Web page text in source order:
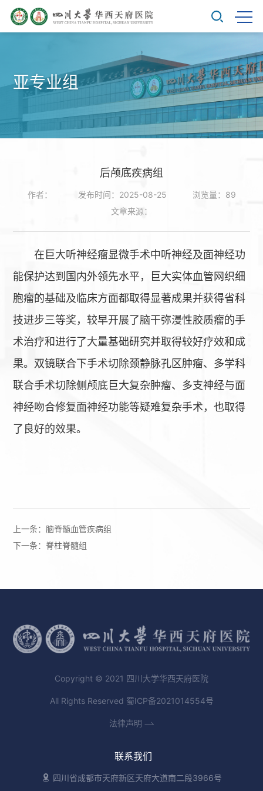
亚专业组
后颅底疾病组
作者： 发布时间：2025-08-25 浏览量： 89
文章来源：
在巨大听神经瘤显微手术中听神经及面神经功
能保护达到国内外领先水平，巨大实体血管网织细
胞瘤的基础及临床方面都取得显著成果并获得省科
技进步三等奖，较早开展了脑干弥漫性胶质瘤的手
术治疗和进行了大量基础研究并取得较好疗效和成
果。双镜联合下手术切除颈静脉孔区肿瘤、多学科
联合手术切除侧颅底巨大复杂肿瘤、多支神经与面
神经吻合修复面神经功能等疑难复杂手术，也取得
了良好的效果。
上一条： 脑脊髓血管疾病组
下一条：脊柱脊髓组
Copyright © 2021 四川大学华西天府医院
All Rights Reserved 蜀ICP备2021014554号
法律声明
联系我们
四川省成都市天府新区天府大道南二段3966号